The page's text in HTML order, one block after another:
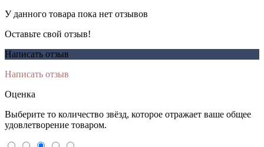
У данного товара пока нет отзывов
Оставьте свой отзыв!
Написать отзыв
Написать отзыв
Оценка
Выберите то количество звёзд, которое отражает ваше общее
удовлетворение товаром.